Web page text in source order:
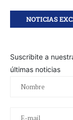
NOTICIAS
Suscribite a
últimas noticias